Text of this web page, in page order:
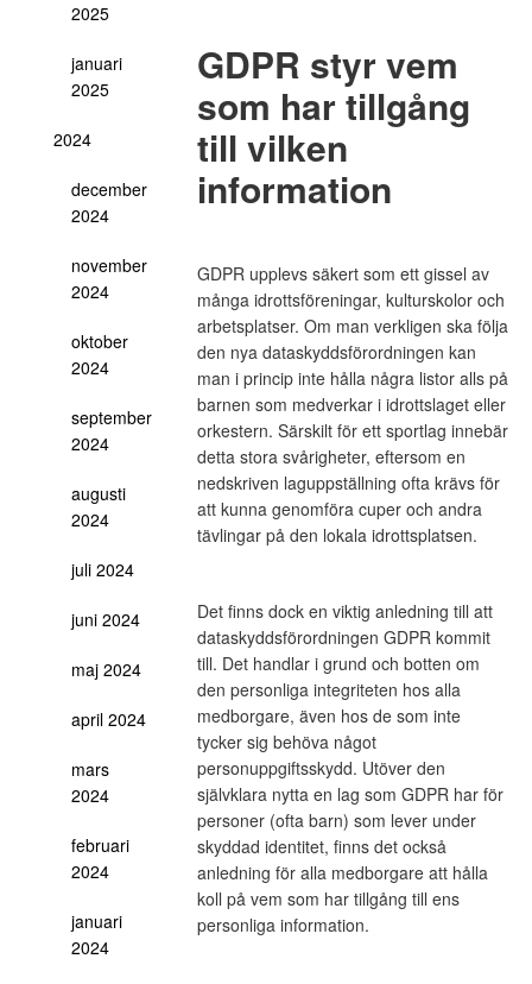
2025
januari
2025
2024
december
2024
november
2024
oktober
2024
september
2024
augusti
2024
juli 2024
juni 2024
maj 2024
april 2024
mars
2024
februari
2024
januari
2024
GDPR styr vem
som har tillgång
till vilken
information
GDPR upplevs säkert som ett gissel av
många idrottsföreningar, kulturskolor och
arbetsplatser. Om man verkligen ska följa
den nya dataskyddsförordningen kan
man i princip inte hålla några listor alls på
barnen som medverkar i idrottslaget eller
orkestern. Särskilt för ett sportlag innebär
detta stora svårigheter, eftersom en
nedskriven laguppställning ofta krävs för
att kunna genomföra cuper och andra
tävlingar på den lokala idrottsplatsen.
Det finns dock en viktig anledning till att
dataskyddsförordningen GDPR kommit
till. Det handlar i grund och botten om
den personliga integriteten hos alla
medborgare, även hos de som inte
tycker sig behöva något
personuppgiftsskydd. Utöver den
självklara nytta en lag som GDPR har för
personer (ofta barn) som lever under
skyddad identitet, finns det också
anledning för alla medborgare att hålla
koll på vem som har tillgång till ens
personliga information.